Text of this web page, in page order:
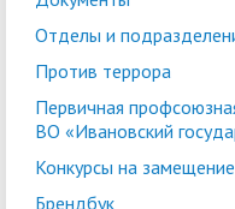
Отделы и
Против террора
Первичная
ВО «Ивановский
Конкурсы на
Брендбук